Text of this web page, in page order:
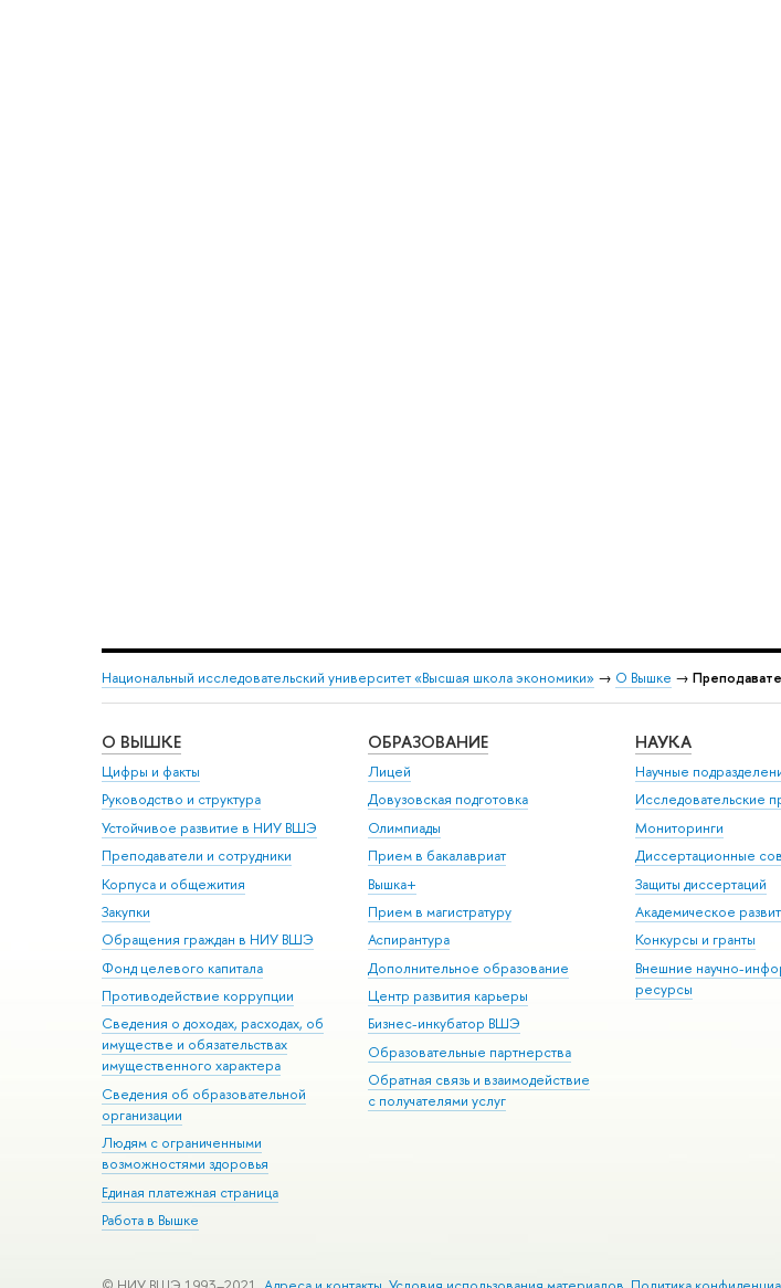
Национальный исследовательский университет «Высшая школа экономики» → О Вышке →
О ВЫШКЕ
Цифры и факты
Руководство и структура
Устойчивое развитие в НИУ ВШЭ
Преподаватели и сотрудники
Корпуса и общежития
Закупки
Обращения граждан в НИУ ВШЭ
Фонд целевого капитала
Противодействие коррупции
Сведения о доходах, расходах, об
имуществе и обязательствах
имущественного характера
Сведения об образовательной
организации
Людям с ограниченными
возможностями здоровья
Единая платежная страница
Работа в Вышке
ОБРАЗОВАНИЕ
Лицей
Довузовская подготовка
Олимпиады
Прием в бакалавриат
Вышка+
Прием в магистратуру
Аспирантура
Дополнительное образование
Центр развития карьеры
Бизнес-инкубатор ВШЭ
Образовательные партнерства
Обратная связь и взаимодействие
с получателями услуг
НАУКА
Научные
Исследовательские
Мониторинги
Диссертационные
Защиты диссертаций
Академическое
Конкурсы и гранты
Внешние научно-
ресурсы